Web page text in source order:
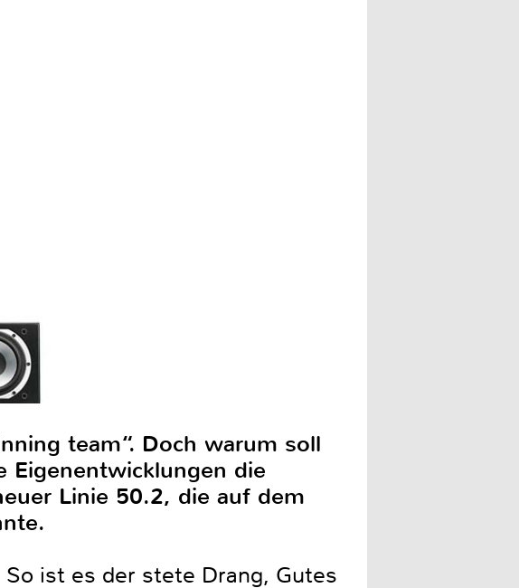
team“. Doch warum soll
Eigenentwicklungen die
Linie 50.2, die auf dem
ist es der stete Drang, Gutes